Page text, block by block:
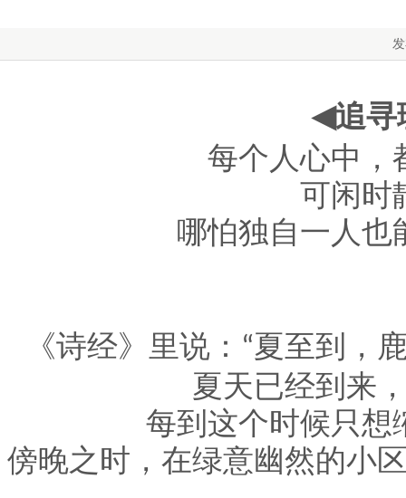
◀追寻
每个人心中，
可闲时
哪怕独自一人也
《诗经》里说： “夏至到，
夏天已经到来
每到这个时候只想
傍晚之时，在绿意幽然的小